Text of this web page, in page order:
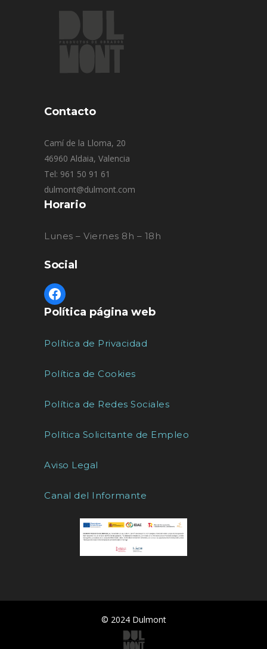
Contacto
Camí de la Lloma, 20
46960 Aldaia, Valencia
Tel: 961 50 91 61
dulmont@dulmont.com
Horario
Lunes – Viernes 8h – 18h
Social
Política página web
Política de Privacidad
Política de Cookies
Política de Redes Sociales
Política Solicitante de Empleo
Aviso Legal
Canal del Informante
© 2024 Dulmont